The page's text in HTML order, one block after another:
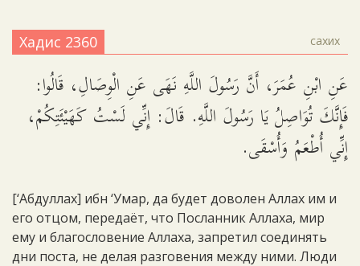
Хадис 2360 сахих
عَنِ ابْنِ عُمَرَ، أَنَّ رَسُولَ اللَّهِ نَهَى عَنِ الْوِصَالِ، قَالُوا:
فَإِنَّكَ تُوَاصِلُ يَا رَسُولَ اللَّهِ. قَالَ: إِنِّي لَسْتُ كَهَيْئَتِكُمْ،
إِنِّي أُطْعَمُ وَأُسْقَى.
[‘Абдуллах] ибн ‘Умар, да будет доволен Аллах им и
его отцом, передаёт, что Посланник Аллаха, мир
ему и благословение Аллаха, запретил соединять
дни поста, не делая разговения между ними. Люди